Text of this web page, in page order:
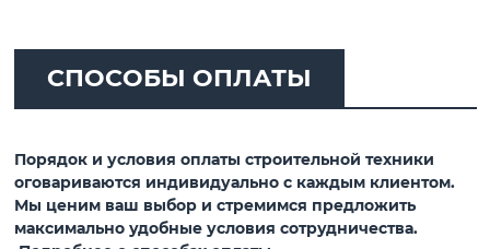
СПОСОБЫ ОПЛАТЫ
Порядок и условия оплаты строительной техники
оговариваются индивидуально с каждым клиентом.
Мы ценим ваш выбор и стремимся предложить
максимально удобные условия сотрудничества.